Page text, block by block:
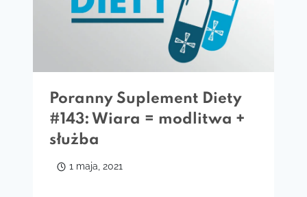
Poranny Suplement Diety
#143: Wiara = modlitwa +
służba
1 maja, 2021